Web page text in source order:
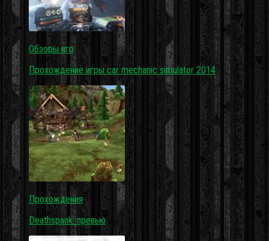
Обзоры игр
Прохождение игры car mechanic simulator 2014
Прохождения
Deathspank: превью